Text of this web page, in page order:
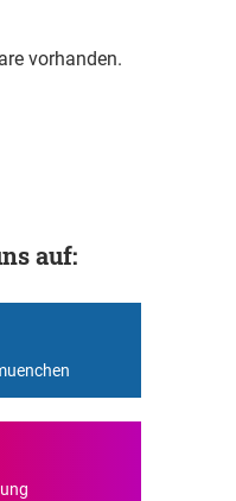
vorhanden.
auf: